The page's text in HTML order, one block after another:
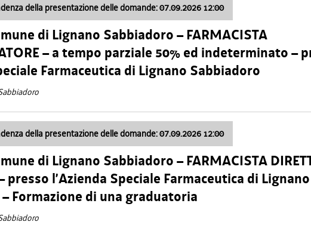
della presentazione delle domande: 07.09.2026 12:00
di Lignano Sabbiadoro – FARMACISTA
– a tempo parziale 50% ed indeterminato –
Farmaceutica di Lignano Sabbiadoro
della presentazione delle domande: 07.09.2026 12:00
di Lignano Sabbiadoro – FARMACISTA
presso l’Azienda Speciale Farmaceutica di Lignano
Formazione di una graduatoria